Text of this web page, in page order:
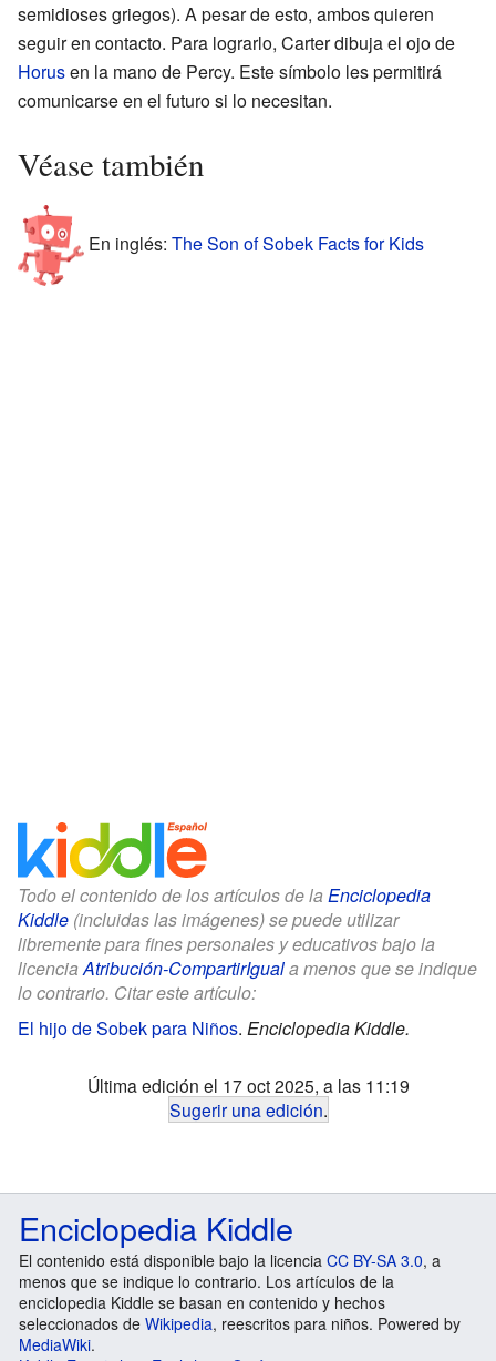
semidioses griegos). A pesar de esto, ambos quieren
seguir en contacto. Para lograrlo, Carter dibuja el ojo de
Horusen la mano de Percy. Este símbolo les permitirá
comunicarse en el futuro si lo necesitan.
Véase también
En inglés: The Son of Sobek Facts for Kids
Todo el contenido de los artículos de la Enciclopedia
Kiddle (incluidas las imágenes) se puede utilizar
libremente para fines personales y educativos bajo la
licenciaAtribución-CompartirIguala menos que se indique
lo contrario. Citar este artículo:
El hijo de Sobek para Niños. Enciclopedia Kiddle.
Última edición el 17 oct 2025, a las 11:19
Sugerir una edición.
Enciclopedia Kiddle
El contenido está disponible bajo la licencia CC BY-SA 3.0, a
menos que se indique lo contrario. Los artículos de la
enciclopedia Kiddle se basan en contenido y hechos
seleccionados de Wikipedia, reescritos para niños. Powered by
MediaWiki.